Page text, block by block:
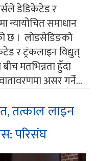
डेडिकेटेड र
न्यायोचित समाधान
छ । लोडसेडिङको
र ट्रंकलाइन विद्युत्
मतभिन्नता हुँदा
असर गर्ने...
तत्काल लाइन
परिसंघ